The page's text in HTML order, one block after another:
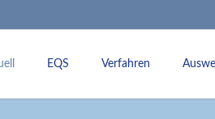
EQS Verfahren